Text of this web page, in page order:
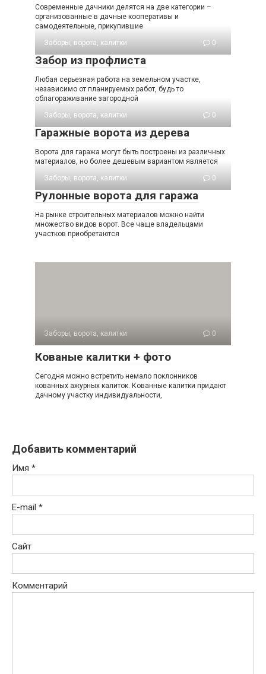
Современные дачники делятся на две категории –
организованные в дачные кооперативы и
самодеятельные, прикупившие
Заборы, ворота, калитки
0
Забор из профлиста
Любая серьезная работа на земельном участке,
независимо от планируемых работ, будь то
облагораживание загородной
Заборы, ворота, калитки
0
Гаражные ворота из дерева
Ворота для гаража могут быть построены из различных
материалов, но более дешевым вариантом является
Заборы, ворота, калитки
0
Рулонные ворота для гаража
На рынке строительных материалов можно найти
множество видов ворот. Все чаще владельцами
участков приобретаются
Заборы, ворота, калитки 0
Кованые калитки + фото
Сегодня можно встретить немало поклонников
кованных ажурных калиток. Кованные калитки придают
дачному участку индивидуальности,
Добавить комментарий
Имя *
E-mail *
Сайт
Комментарий